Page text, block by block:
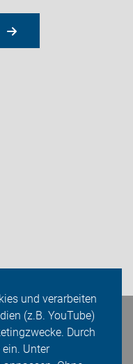
und verarbeiten
(z.B. YouTube)
Durch
ein. Unter